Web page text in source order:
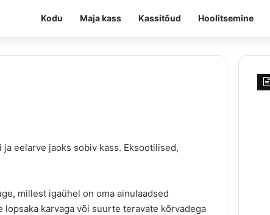
Kodu Maja kass Kassitõud Hoolitsemine
eelarve jaoks sobiv kass. Eksootilised,
millest igaühel on oma ainulaadsed
karvaga või suurte teravate kõrvadega